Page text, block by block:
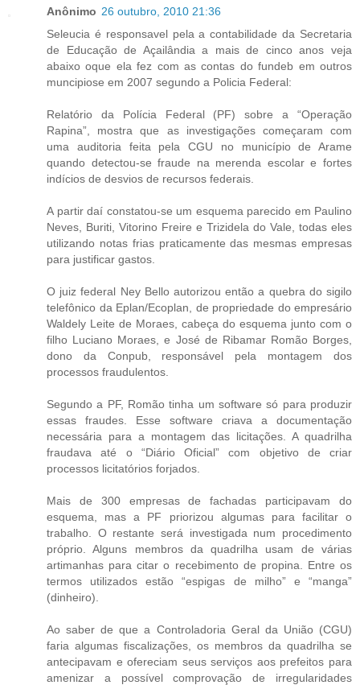
Anônimo 26 outubro, 2010 21:36
Seleucia é responsavel pela a contabilidade da Secretaria
de Educação de Açailândia a mais de cinco anos veja
abaixo oque ela fez com as contas do fundeb em outros
muncipiose em 2007 segundo a Policia Federal:
Relatório da Polícia Federal (PF) sobre a “Operação
Rapina”, mostra que as investigações começaram com
uma auditoria feita pela CGU no município de Arame
quando detectou-se fraude na merenda escolar e fortes
indícios de desvios de recursos federais.
A partir daí constatou-se um esquema parecido em Paulino
Neves, Buriti, Vitorino Freire e Trizidela do Vale, todas eles
utilizando notas frias praticamente das mesmas empresas
para justificar gastos.
O juiz federal Ney Bello autorizou então a quebra do sigilo
telefônico da Eplan/Ecoplan, de propriedade do empresário
Waldely Leite de Moraes, cabeça do esquema junto com o
filho Luciano Moraes, e José de Ribamar Romão Borges,
dono da Conpub, responsável pela montagem dos
processos fraudulentos.
Segundo a PF, Romão tinha um software só para produzir
essas fraudes. Esse software criava a documentação
necessária para a montagem das licitações. A quadrilha
fraudava até o “Diário Oficial” com objetivo de criar
processos licitatórios forjados.
Mais de 300 empresas de fachadas participavam do
esquema, mas a PF priorizou algumas para facilitar o
trabalho. O restante será investigada num procedimento
próprio. Alguns membros da quadrilha usam de várias
artimanhas para citar o recebimento de propina. Entre os
termos utilizados estão “espigas de milho” e “manga”
(dinheiro).
Ao saber de que a Controladoria Geral da União (CGU)
faria algumas fiscalizações, os membros da quadrilha se
antecipavam e ofereciam seus serviços aos prefeitos para
amenizar a possível comprovação de irregularidades